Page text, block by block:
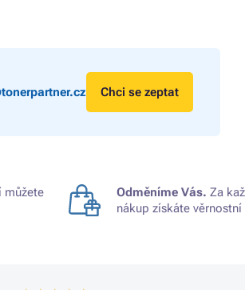
Chci se zeptat
můžete
Odměníme Vás. Za
nákup získáte věrnostní